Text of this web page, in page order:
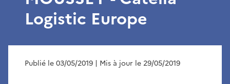
Logistic Europe
Publié le 03/05/2019 | Mis à jour le 29/05/2019